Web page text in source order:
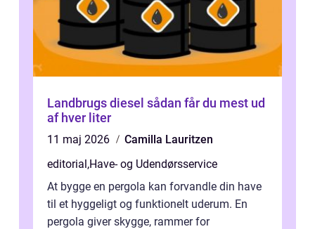
Landbrugs diesel sådan får du mest ud
af hver liter
11 maj 2026
Camilla Lauritzen
editorial,Have- og Udendørsservice
At bygge en pergola kan forvandle din have
til et hyggeligt og funktionelt uderum. En
pergola giver skygge, rammer for